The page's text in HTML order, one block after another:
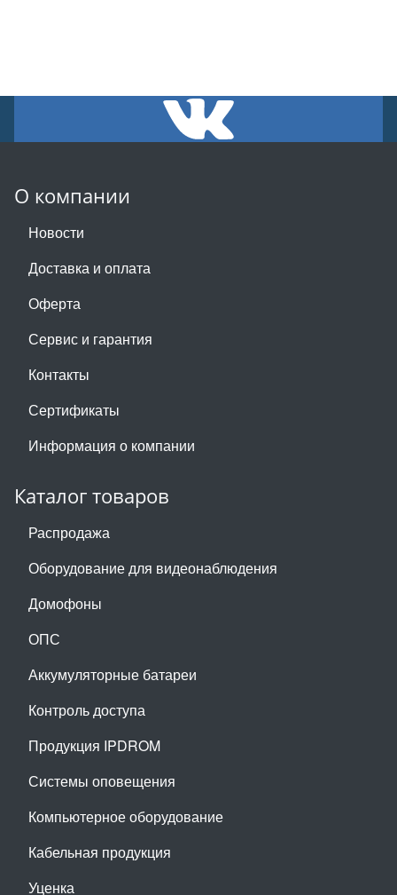
О компании
Новости
Доставка и оплата
Оферта
Сервис и гарантия
Контакты
Сертификаты
Информация о компании
Каталог товаров
Распродажа
Оборудование для видеонаблюдения
Домофоны
ОПС
Аккумуляторные батареи
Контроль доступа
Продукция IPDROM
Системы оповещения
Компьютерное оборудование
Кабельная продукция
Уценка